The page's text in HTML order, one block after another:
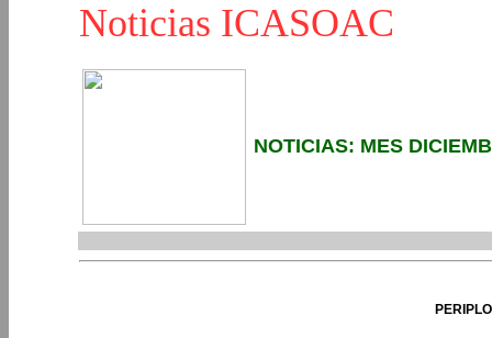
Noticias ICASOAC
NOTICIAS: MES